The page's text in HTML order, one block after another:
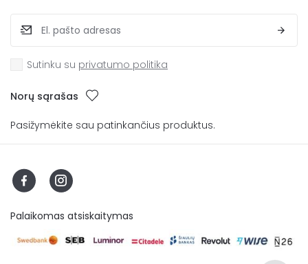
Sutinku su privatumo politika
Norų sąrašas
Pasižymėkite sau patinkančius produktus.
Palaikomas atsiskaitymas